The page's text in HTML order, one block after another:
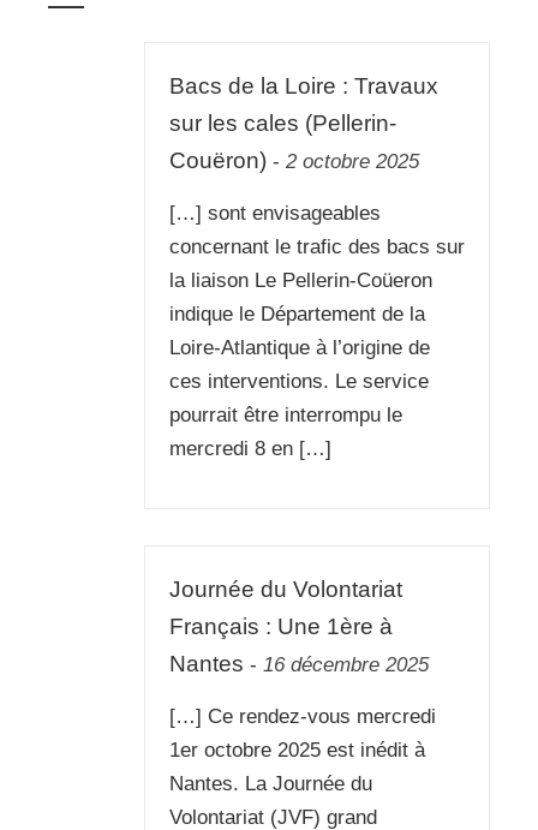
Bacs de la Loire : Travaux
sur les cales (Pellerin-
Couëron) - 2 octobre 2025
[…] sont envisageables
concernant le trafic des bacs sur
la liaison Le Pellerin-Coüeron
indique le Département de la
Loire-Atlantique à l’origine de
ces interventions. Le service
pourrait être interrompu le
mercredi 8 en […]
Journée du Volontariat
Français : Une 1ère à
Nantes - 16 décembre 2025
[…] Ce rendez-vous mercredi
1er octobre 2025 est inédit à
Nantes. La Journée du
Volontariat (JVF) grand